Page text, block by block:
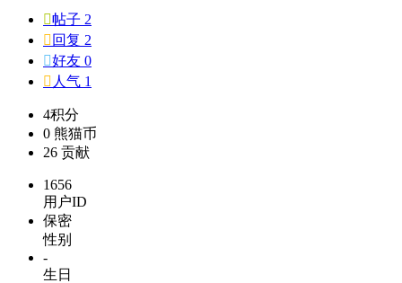
帖子 2
 回复 2
好友 0
 人气 1
4积分
0 熊猫币
26 贡献
1656
用户ID
保密
性别
-
生日